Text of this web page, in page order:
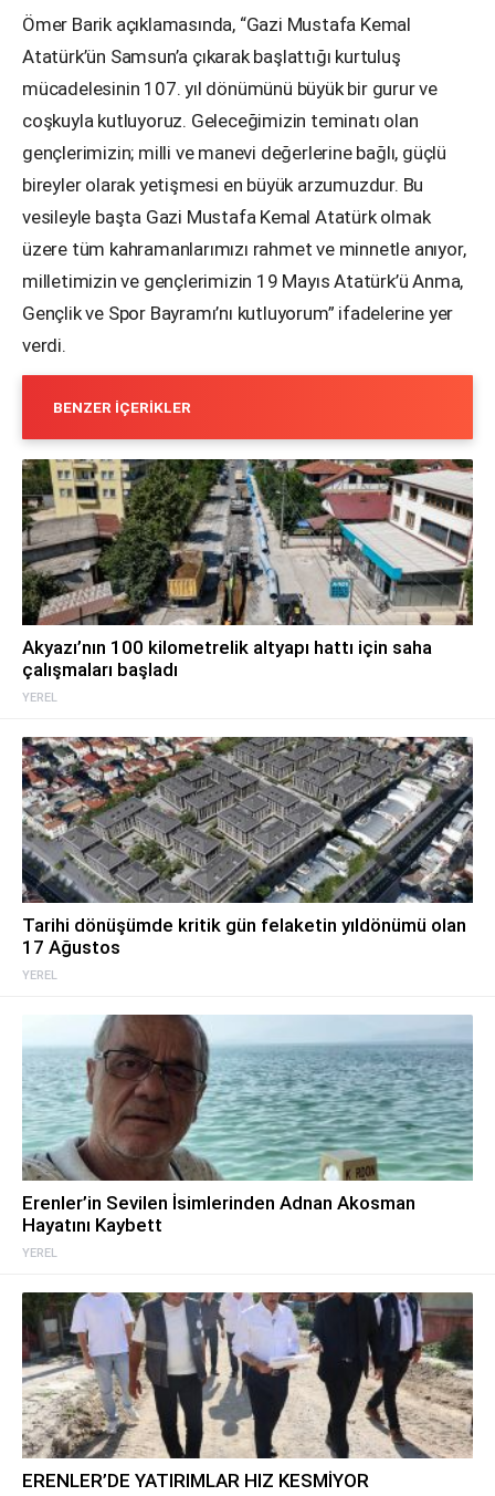
Ömer Barik açıklamasında, “Gazi Mustafa Kemal
Atatürk’ün Samsun’a çıkarak başlattığı kurtuluş
mücadelesinin 107. yıl dönümünü büyük bir gurur ve
coşkuyla kutluyoruz. Geleceğimizin teminatı olan
gençlerimizin; milli ve manevi değerlerine bağlı, güçlü
bireyler olarak yetişmesi en büyük arzumuzdur. Bu
vesileyle başta Gazi Mustafa Kemal Atatürk olmak
üzere tüm kahramanlarımızı rahmet ve minnetle anıyor,
milletimizin ve gençlerimizin 19 Mayıs Atatürk’ü Anma,
Gençlik ve Spor Bayramı’nı kutluyorum” ifadelerine yer
verdi.
BENZER İÇERIKLER
YEREL
Akyazı’nın 100 kilometrelik altyapı hattı için saha
çalışmaları başladı
YEREL
Tarihi dönüşümde kritik gün felaketin yıldönümü olan
17 Ağustos
YEREL
Erenler’in Sevilen İsimlerinden Adnan Akosman
Hayatını Kaybett
ERENLER’DE YATIRIMLAR HIZ KESMİYOR